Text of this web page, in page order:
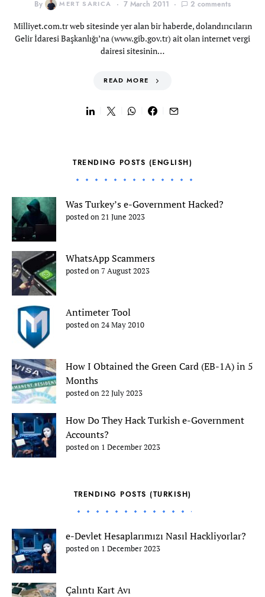
By MERT SARICA 7 March 2011 2 comments
Milliyet.com.tr web sitesinde yer alan bir haberde, dolandırıcıların
Gelir İdaresi Başkanlığı’na (www.gib.gov.tr) ait olan internet vergi
dairesi sitesinin…
READ MORE
TRENDING POSTS (ENGLISH)
Was Turkey’s e-Government Hacked?
posted on 21 June 2023
WhatsApp Scammers
posted on 7 August 2023
Antimeter Tool
posted on 24 May 2010
How I Obtained the Green Card (EB-1A) in 5
Months
posted on 22 July 2023
How Do They Hack Turkish e-Government
Accounts?
posted on 1 December 2023
TRENDING POSTS (TURKISH)
e-Devlet Hesaplarımızı Nasıl Hackliyorlar?
posted on 1 December 2023
Çalıntı Kart Avı